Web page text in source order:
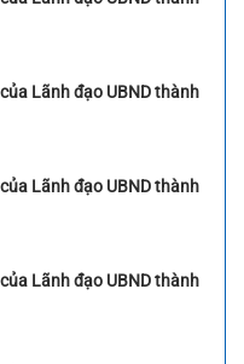
Lãnh đạo UBND thành
Lãnh đạo UBND thành
Lãnh đạo UBND thành